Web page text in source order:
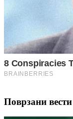
Поврзани вести